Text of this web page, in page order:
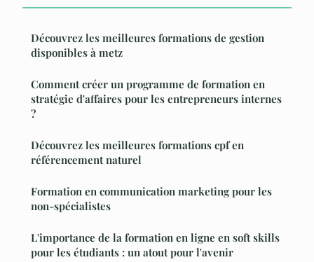
Découvrez les meilleures formations de gestion
disponibles à metz
Comment créer un programme de formation en
stratégie d'affaires pour les entrepreneurs internes
?
Découvrez les meilleures formations cpf en
référencement naturel
Formation en communication marketing pour les
non-spécialistes
L'importance de la formation en ligne en soft skills
pour les étudiants : un atout pour l'avenir